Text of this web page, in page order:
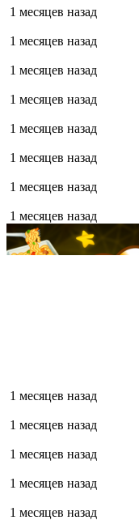
1 месяцев назад
1 месяцев назад
1 месяцев назад
1 месяцев назад
1 месяцев назад
1 месяцев назад
1 месяцев назад
1 месяцев назад
1 месяцев назад
1 месяцев назад
1 месяцев назад
1 месяцев назад
1 месяцев назад